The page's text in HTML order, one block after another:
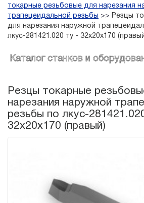
токарные резьбовые для нарезания
трапецеидальной резьбы
>> Резцы
для нарезания наружной
лкус-281421.020 ту - 32х20х170
Каталог станков и
Резцы токарные
нарезания наружной
резьбы по лкус-
32х20х170 (правый)